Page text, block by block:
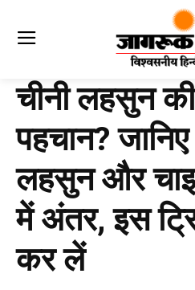
चीनी लहसुन
पहचान?
लहसुन और
में अंतर, इस
कर लें